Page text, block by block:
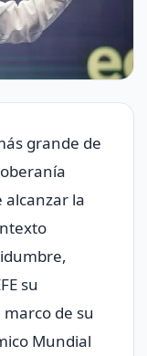
grande de
la
su
de su
Mundial